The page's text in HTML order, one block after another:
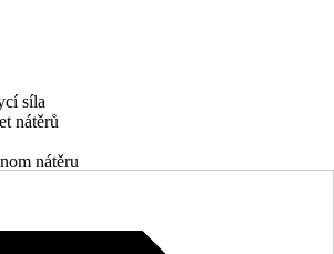
síla
nátěrů
nátěru